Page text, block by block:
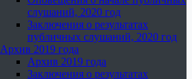
слушаний, 2020 год
Заключения о результатах
публичных слушаний, 2020 год
Архив 2019 года
Архив 2019 года
Заключения о результатах